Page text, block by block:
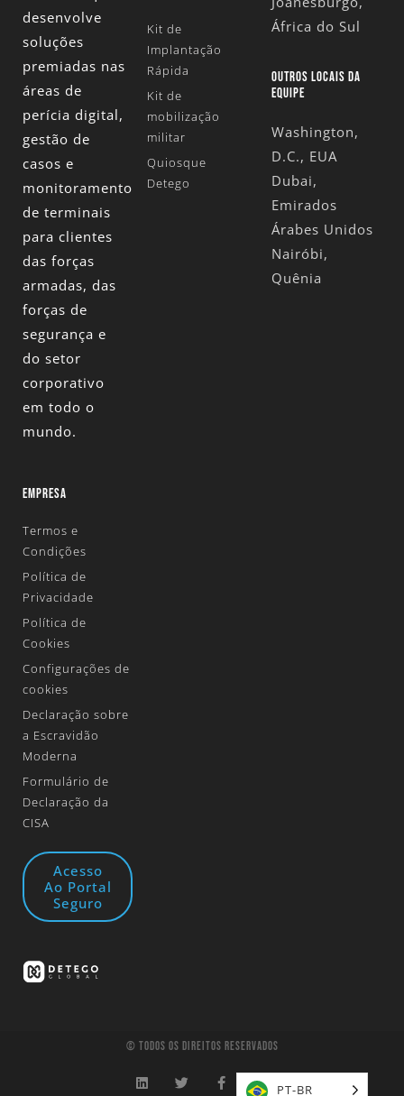
desenvolve
soluções
premiadas nas
áreas de
perícia digital,
gestão de
casos e
monitoramento
de terminais
para clientes
das forças
armadas, das
forças de
segurança e
do setor
corporativo
em todo o
mundo.
Kit de
Implantação
Rápida
Kit de
mobilização
militar
Quiosque
Detego
África do Sul
OUTROS LOCAIS DA
EQUIPE
Washington,
D.C., EUA
Dubai,
Emirados
Árabes Unidos
Nairóbi,
Quênia
EMPRESA
Termos e
Condições
Política de
Privacidade
Política de
Cookies
Configurações de
cookies
Declaração sobre
a Escravidão
Moderna
Formulário de
Declaração da
CISA
Acesso
Ao Portal
Seguro
© Todos Os Direitos Reservados
PT-BR